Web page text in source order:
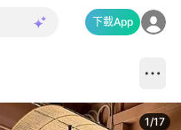
下載App
1/17